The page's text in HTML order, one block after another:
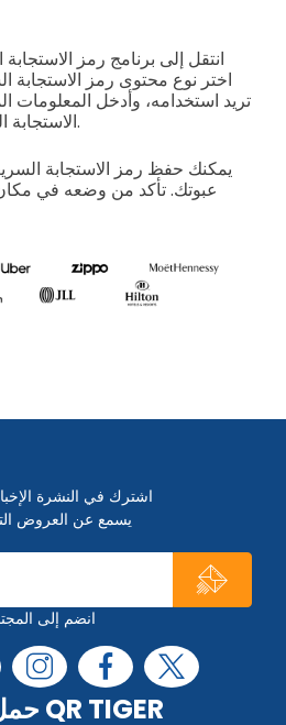
انتقل إلى برنامج رمز
تريد استخدامه، وأدخل المعلومات
الاستجابة السريعة الفريد الخاص بك.
يمكنك حفظ رمز الاستجابة
عبوتك. تأكد من وضعه في
اشترك في النشرة
يسمع عن العروض
انضم إلى
حمل تطبيق QR TIGER